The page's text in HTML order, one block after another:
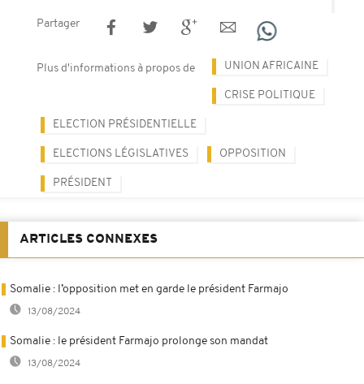
Partager
Plus d'informations à propos de UNION AFRICAINE
CRISE POLITIQUE
ELECTION PRÉSIDENTIELLE
ELECTIONS LÉGISLATIVES OPPOSITION
PRÉSIDENT
ARTICLES CONNEXES
Somalie : l’opposition met en garde le président Farmajo
13/08/2024
Somalie : le président Farmajo prolonge son mandat
13/08/2024